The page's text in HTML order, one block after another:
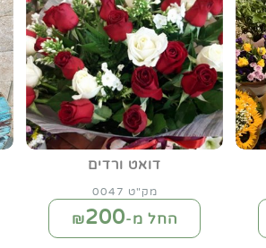
דואט ורדים
מק"ט 0047
החל מ-₪200